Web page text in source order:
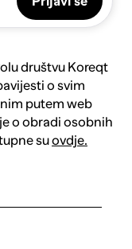
društvu Koreqt
o svim
putem web
o obradi osobnih
suovdje.